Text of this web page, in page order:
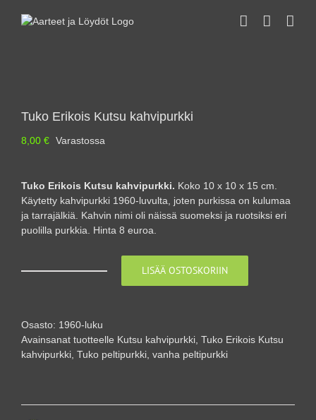
Tuko Erikois Kutsu kahvipurkki
8,00 € Varastossa
Tuko Erikois Kutsu kahvipurkki. Koko 10 x 10 x 15 cm.
Käytetty kahvipurkki 1960-luvulta, joten purkissa on kulumaa
ja tarrajälkiä. Kahvin nimi oli näissä suomeksi ja ruotsiksi eri
puolilla purkkia. Hinta 8 euroa.
kahvipurkki
määrä
LISÄÄ OSTOSKORIIN
Osasto: 1960-luku
Avainsanat tuotteelle Kutsu kahvipurkki Tuko Erikois Kutsu
kahvipurkki Tuko peltipurkki vanha peltipurkki